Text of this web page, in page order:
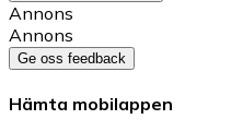
Annons
Annons
Ge oss feedback
Hämta mobilappen